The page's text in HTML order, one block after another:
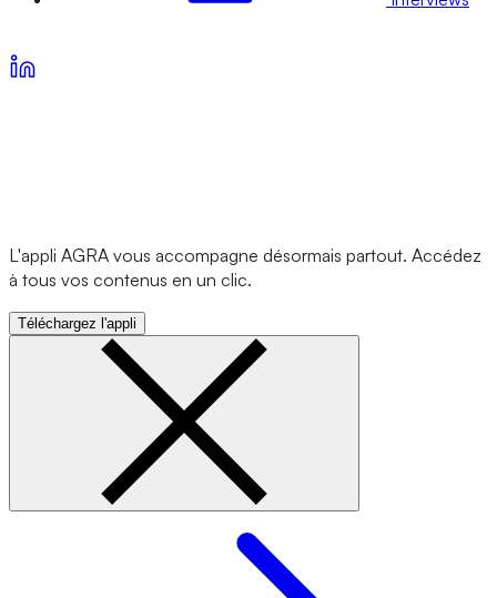
L'appli AGRA vous accompagne désormais partout. Accédez
à tous vos contenus en un clic.
Téléchargez l'appli